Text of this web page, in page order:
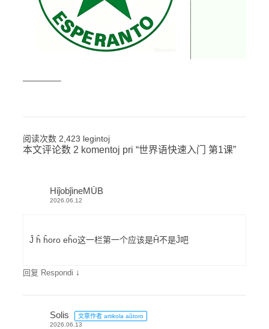
————–
阅读次数 2,423 legintoj
本文评论数 2 komentoj pri “世界语快速入门 第1课”
HiĵobĵineMŬB
2026.06.12
Ĵ ĥ ĥoro eĥo这一栏第一个应该是Ĥ不是Ĵ吧
回复 Respondi ↓
Solis
文章作者 artikola aŭtoro
2026.06.13